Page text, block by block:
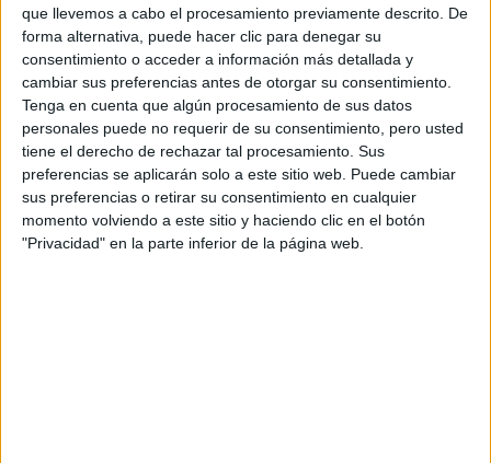
que llevemos a cabo el procesamiento previamente descrito. De
forma alternativa, puede hacer clic para denegar su
consentimiento o acceder a información más detallada y
cambiar sus preferencias antes de otorgar su consentimiento.
Tenga en cuenta que algún procesamiento de sus datos
personales puede no requerir de su consentimiento, pero usted
tiene el derecho de rechazar tal procesamiento. Sus
preferencias se aplicarán solo a este sitio web. Puede cambiar
sus preferencias o retirar su consentimiento en cualquier
momento volviendo a este sitio y haciendo clic en el botón
"Privacidad" en la parte inferior de la página web.
Jaén Grado Medio
HORARIODiurno
MODALIDADPresencial
Carrocería
Jaén Grado Medio